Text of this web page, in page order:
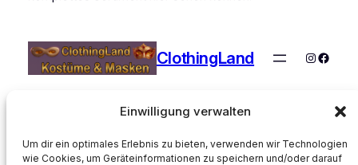
Einwilligung verwalten
Um dir ein optimales Erlebnis zu bieten, verwenden wir Technologien
wie Cookies, um Geräteinformationen zu speichern und/oder darauf
ClothingLand